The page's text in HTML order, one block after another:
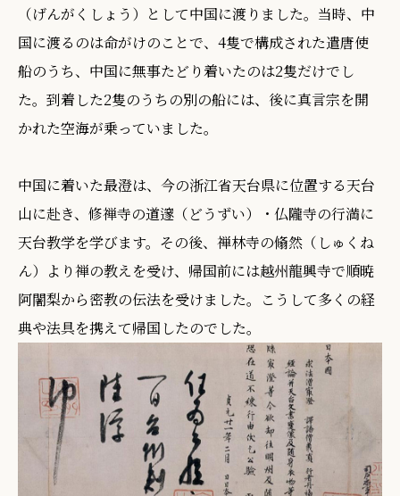
（げんがくしょう）として中国に渡りました。当時、中
国に渡るのは命がけのことで、4隻で構成された遣唐使
船のうち、中国に無事たどり着いたのは2隻だけでし
た。到着した2隻のうちの別の船には、後に真言宗を開
かれた空海が乗っていました。
中国に着いた最澄は、今の浙江省天台県に位置する天台
山に赴き、修禅寺の道邃（どうずい）・仏隴寺の行満に
天台教学を学びます。その後、禅林寺の翛然（しゅくね
ん）より禅の教えを受け、帰国前には越州龍興寺で順暁
阿闍梨から密教の伝法を受けました。こうして多くの経
典や法具を携えて帰国したのでした。